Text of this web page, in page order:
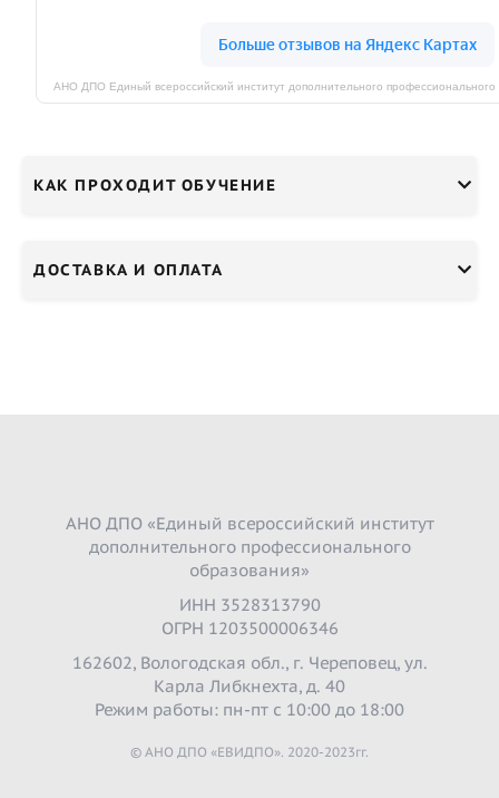
КАК ПРОХОДИТ ОБУЧЕНИЕ
ДОСТАВКА И ОПЛАТА
АНО ДПО «Единый всероссийский институт
дополнительного профессионального
образования»
ИНН 3528313790
ОГРН 1203500006346
162602, Вологодская обл., г. Череповец, ул.
Карла Либкнехта, д. 40
Режим работы: пн-пт с 10:00 до 18:00
© АНО ДПО «ЕВИДПО». 2020-2023гг.